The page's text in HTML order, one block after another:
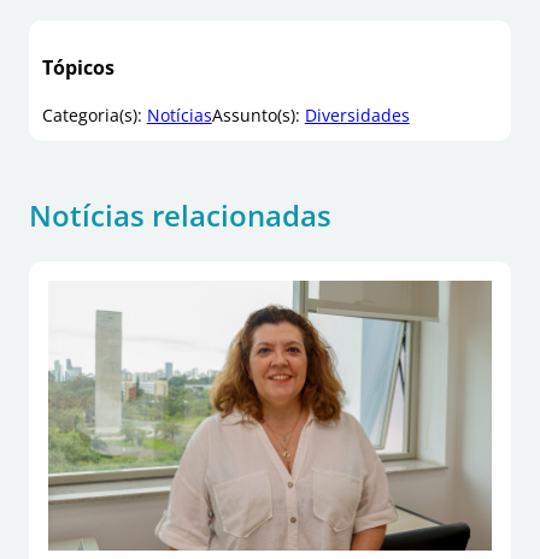
Tópicos
Categoria(s): NotíciasAssunto(s): Diversidades
Notícias relacionadas